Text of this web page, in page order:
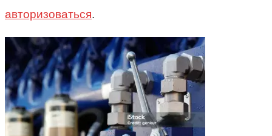
авторизоваться.